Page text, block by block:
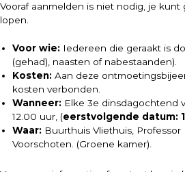
Vooraf aanmelden is niet nodig, je
lopen.
Voor wie: Iedereen die geraakt is
(gehad), naasten of nabestaanden).
Kosten: Aan deze
kosten verbonden.
Wanneer: Elke 3e dinsdagochtend
12.00 uur, (eerstvolgende datum:
Waar: Buurthuis Vliethuis, Professor
Voorschoten. (Groene kamer).